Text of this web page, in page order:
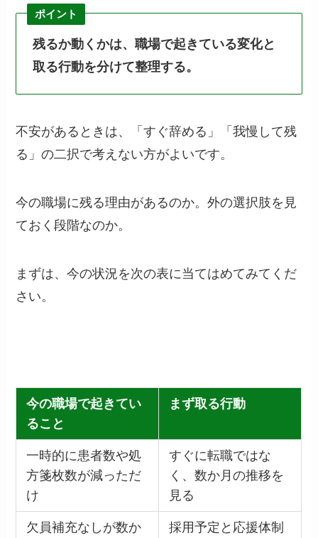
ポイント
残るか動くかは、職場で起きている変化と
取る行動を分けて整理する。
不安があるときは、「すぐ辞める」「我慢して残
る」の二択で考えない方がよいです。
今の職場に残る理由があるのか。外の選択肢を見
ておく段階なのか。
まずは、今の状況を次の表に当てはめてみてくだ
さい。
今の職場で起きてい
ること
まず取る行動
一時的に患者数や処
方箋枚数が減っただ
け
すぐに転職ではな
く、数か月の推移を
見る
欠員補充なしが数か
採用予定と応援体制